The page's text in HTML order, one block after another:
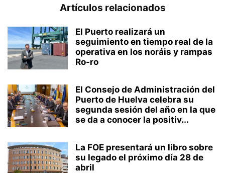
Artículos relacionados
El Puerto realizará un
seguimiento en tiempo real de la
operativa en los noráis y rampas
Ro-ro
El Consejo de Administración del
Puerto de Huelva celebra su
segunda sesión del año en la que
se da a conocer la positiv...
La FOE presentará un libro sobre
su legado el próximo día 28 de
abril